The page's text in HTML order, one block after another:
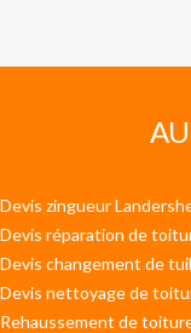
Devis zingueur
Devis réparation de
Devis changement de
Devis nettoyage de
Rehaussement de